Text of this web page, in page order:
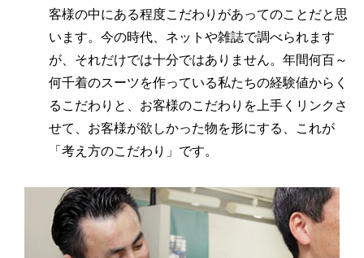
客様の中にある程度こだわりがあってのことだと思
います。今の時代、ネットや雑誌で調べられます
が、それだけでは十分ではありません。年間何百～
何千着のスーツを作っている私たちの経験値からく
るこだわりと、お客様のこだわりを上手くリンクさ
せて、お客様が欲しかった物を形にする、これが
「考え方のこだわり」です。